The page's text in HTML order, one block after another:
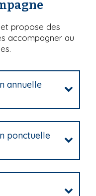
propose des
accompagner au
annuelle
ponctuelle